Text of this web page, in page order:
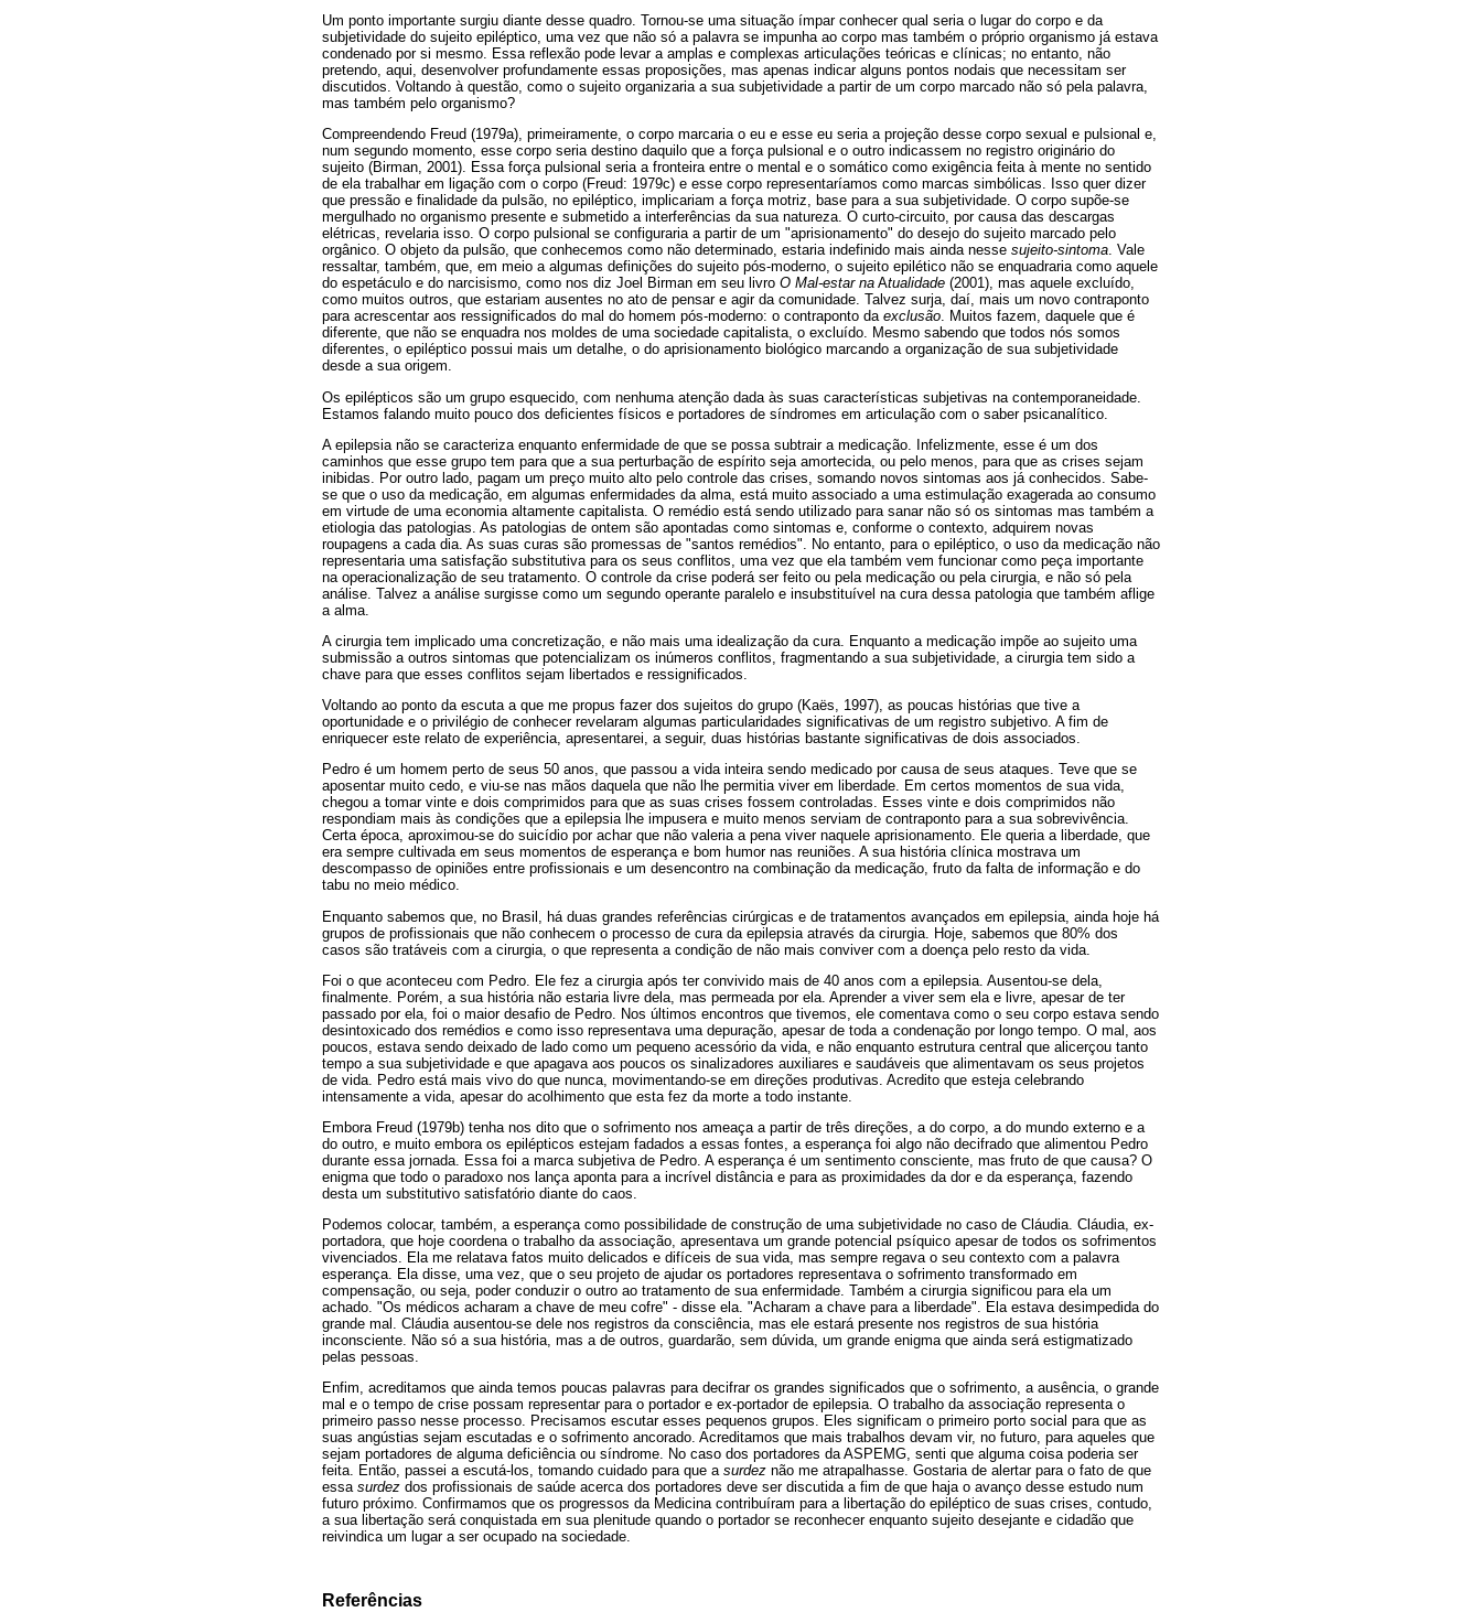
Um ponto importante surgiu diante desse quadro. Tornou-se uma situação ímpar conhecer qual seria o lugar do corpo e da
subjetividade do sujeito epiléptico, uma vez que não só a palavra se impunha ao corpo mas também o próprio organismo já estava
condenado por si mesmo. Essa reflexão pode levar a amplas e complexas articulações teóricas e clínicas; no entanto, não
pretendo, aqui, desenvolver profundamente essas proposições, mas apenas indicar alguns pontos nodais que necessitam ser
discutidos. Voltando à questão, como o sujeito organizaria a sua subjetividade a partir de um corpo marcado não só pela palavra,
mas também pelo organismo?
Compreendendo Freud (1979a), primeiramente, o corpo marcaria o eu e esse eu seria a projeção desse corpo sexual e pulsional e,
num segundo momento, esse corpo seria destino daquilo que a força pulsional e o outro indicassem no registro originário do
sujeito (Birman, 2001). Essa força pulsional seria a fronteira entre o mental e o somático como exigência feita à mente no sentido
de ela trabalhar em ligação com o corpo (Freud: 1979c) e esse corpo representaríamos como marcas simbólicas. Isso quer dizer
que pressão e finalidade da pulsão, no epiléptico, implicariam a força motriz, base para a sua subjetividade. O corpo supõe-se
mergulhado no organismo presente e submetido a interferências da sua natureza. O curto-circuito, por causa das descargas
elétricas, revelaria isso. O corpo pulsional se configuraria a partir de um "aprisionamento" do desejo do sujeito marcado pelo
orgânico. O objeto da pulsão, que conhecemos como não determinado, estaria indefinido mais ainda nesse sujeito-sintoma. Vale
ressaltar, também, que, em meio a algumas definições do sujeito pós-moderno, o sujeito epilético não se enquadraria como aquele
do espetáculo e do narcisismo, como nos diz Joel Birman em seu livro O Mal-estar na Atualidade (2001), mas aquele excluído,
como muitos outros, que estariam ausentes no ato de pensar e agir da comunidade. Talvez surja, daí, mais um novo contraponto
para acrescentar aos ressignificados do mal do homem pós-moderno: o contraponto daexclusão. Muitos fazem, daquele que é
diferente, que não se enquadra nos moldes de uma sociedade capitalista, o excluído. Mesmo sabendo que todos nós somos
diferentes, o epiléptico possui mais um detalhe, o do aprisionamento biológico marcando a organização de sua subjetividade
desde a sua origem.
Os epilépticos são um grupo esquecido, com nenhuma atenção dada às suas características subjetivas na contemporaneidade.
Estamos falando muito pouco dos deficientes físicos e portadores de síndromes em articulação com o saber psicanalítico.
A epilepsia não se caracteriza enquanto enfermidade de que se possa subtrair a medicação. Infelizmente, esse é um dos
caminhos que esse grupo tem para que a sua perturbação de espírito seja amortecida, ou pelo menos, para que as crises sejam
inibidas. Por outro lado, pagam um preço muito alto pelo controle das crises, somando novos sintomas aos já conhecidos. Sabe-
se que o uso da medicação, em algumas enfermidades da alma, está muito associado a uma estimulação exagerada ao consumo
em virtude de uma economia altamente capitalista. O remédio está sendo utilizado para sanar não só os sintomas mas também a
etiologia das patologias. As patologias de ontem são apontadas como sintomas e, conforme o contexto, adquirem novas
roupagens a cada dia. As suas curas são promessas de "santos remédios". No entanto, para o epiléptico, o uso da medicação não
representaria uma satisfação substitutiva para os seus conflitos, uma vez que ela também vem funcionar como peça importante
na operacionalização de seu tratamento. O controle da crise poderá ser feito ou pela medicação ou pela cirurgia, e não só pela
análise. Talvez a análise surgisse como um segundo operante paralelo e insubstituível na cura dessa patologia que também aflige
a alma.
A cirurgia tem implicado uma concretização, e não mais uma idealização da cura. Enquanto a medicação impõe ao sujeito uma
submissão a outros sintomas que potencializam os inúmeros conflitos, fragmentando a sua subjetividade, a cirurgia tem sido a
chave para que esses conflitos sejam libertados e ressignificados.
Voltando ao ponto da escuta a que me propus fazer dos sujeitos do grupo (Kaës, 1997), as poucas histórias que tive a
oportunidade e o privilégio de conhecer revelaram algumas particularidades significativas de um registro subjetivo. A fim de
enriquecer este relato de experiência, apresentarei, a seguir, duas histórias bastante significativas de dois associados.
Pedro é um homem perto de seus 50 anos, que passou a vida inteira sendo medicado por causa de seus ataques. Teve que se
aposentar muito cedo, e viu-se nas mãos daquela que não lhe permitia viver em liberdade. Em certos momentos de sua vida,
chegou a tomar vinte e dois comprimidos para que as suas crises fossem controladas. Esses vinte e dois comprimidos não
respondiam mais às condições que a epilepsia lhe impusera e muito menos serviam de contraponto para a sua sobrevivência.
Certa época, aproximou-se do suicídio por achar que não valeria a pena viver naquele aprisionamento. Ele queria a liberdade, que
era sempre cultivada em seus momentos de esperança e bom humor nas reuniões. A sua história clínica mostrava um
descompasso de opiniões entre profissionais e um desencontro na combinação da medicação, fruto da falta de informação e do
tabu no meio médico.
Enquanto sabemos que, no Brasil, há duas grandes referências cirúrgicas e de tratamentos avançados em epilepsia, ainda hoje há
grupos de profissionais que não conhecem o processo de cura da epilepsia através da cirurgia. Hoje, sabemos que 80% dos
casos são tratáveis com a cirurgia, o que representa a condição de não mais conviver com a doença pelo resto da vida.
Foi o que aconteceu com Pedro. Ele fez a cirurgia após ter convivido mais de 40 anos com a epilepsia. Ausentou-se dela,
finalmente. Porém, a sua história não estaria livre dela, mas permeada por ela. Aprender a viver sem ela e livre, apesar de ter
passado por ela, foi o maior desafio de Pedro. Nos últimos encontros que tivemos, ele comentava como o seu corpo estava sendo
desintoxicado dos remédios e como isso representava uma depuração, apesar de toda a condenação por longo tempo. O mal, aos
poucos, estava sendo deixado de lado como um pequeno acessório da vida, e não enquanto estrutura central que alicerçou tanto
tempo a sua subjetividade e que apagava aos poucos os sinalizadores auxiliares e saudáveis que alimentavam os seus projetos
de vida. Pedro está mais vivo do que nunca, movimentando-se em direções produtivas. Acredito que esteja celebrando
intensamente a vida, apesar do acolhimento que esta fez da morte a todo instante.
Embora Freud (1979b) tenha nos dito que o sofrimento nos ameaça a partir de três direções, a do corpo, a do mundo externo e a
do outro, e muito embora os epilépticos estejam fadados a essas fontes, a esperança foi algo não decifrado que alimentou Pedro
durante essa jornada. Essa foi a marca subjetiva de Pedro. A esperança é um sentimento consciente, mas fruto de que causa? O
enigma que todo o paradoxo nos lança aponta para a incrível distância e para as proximidades da dor e da esperança, fazendo
desta um substitutivo satisfatório diante do caos.
Podemos colocar, também, a esperança como possibilidade de construção de uma subjetividade no caso de Cláudia. Cláudia, ex-
portadora, que hoje coordena o trabalho da associação, apresentava um grande potencial psíquico apesar de todos os sofrimentos
vivenciados. Ela me relatava fatos muito delicados e difíceis de sua vida, mas sempre regava o seu contexto com a palavra
esperança. Ela disse, uma vez, que o seu projeto de ajudar os portadores representava o sofrimento transformado em
compensação, ou seja, poder conduzir o outro ao tratamento de sua enfermidade. Também a cirurgia significou para ela um
achado. "Os médicos acharam a chave de meu cofre" - disse ela. "Acharam a chave para a liberdade". Ela estava desimpedida do
grande mal. Cláudia ausentou-se dele nos registros da consciência, mas ele estará presente nos registros de sua história
inconsciente. Não só a sua história, mas a de outros, guardarão, sem dúvida, um grande enigma que ainda será estigmatizado
pelas pessoas.
Enfim, acreditamos que ainda temos poucas palavras para decifrar os grandes significados que o sofrimento, a ausência, o grande
mal e o tempo de crise possam representar para o portador e ex-portador de epilepsia. O trabalho da associação representa o
primeiro passo nesse processo. Precisamos escutar esses pequenos grupos. Eles significam o primeiro porto social para que as
suas angústias sejam escutadas e o sofrimento ancorado. Acreditamos que mais trabalhos devam vir, no futuro, para aqueles que
sejam portadores de alguma deficiência ou síndrome. No caso dos portadores da ASPEMG, senti que alguma coisa poderia ser
feita. Então, passei a escutá-los, tomando cuidado para que a surdez não me atrapalhasse. Gostaria de alertar para o fato de que
essa surdez dos profissionais de saúde acerca dos portadores deve ser discutida a fim de que haja o avanço desse estudo num
futuro próximo. Confirmamos que os progressos da Medicina contribuíram para a libertação do epiléptico de suas crises, contudo,
a sua libertação será conquistada em sua plenitude quando o portador se reconhecer enquanto sujeito desejante e cidadão que
reivindica um lugar a ser ocupado na sociedade.
Referências